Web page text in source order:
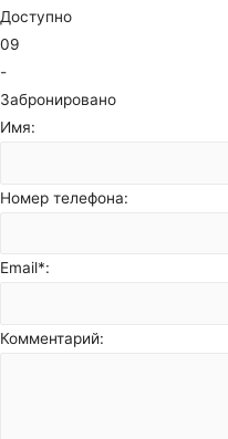
Доступно
09
-
Забронировано
Имя:
Номер телефона:
Email*:
Комментарий: